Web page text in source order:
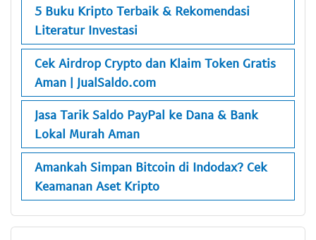
5 Buku Kripto Terbaik & Rekomendasi
Literatur Investasi
Cek Airdrop Crypto dan Klaim Token Gratis
Aman | JualSaldo.com
Jasa Tarik Saldo PayPal ke Dana & Bank
Lokal Murah Aman
Amankah Simpan Bitcoin di Indodax? Cek
Keamanan Aset Kripto